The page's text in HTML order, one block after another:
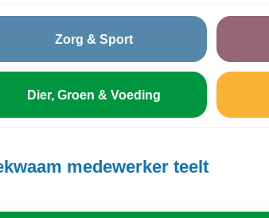
Zorg & Sport
Dier, Groen & Voeding
medewerker teelt